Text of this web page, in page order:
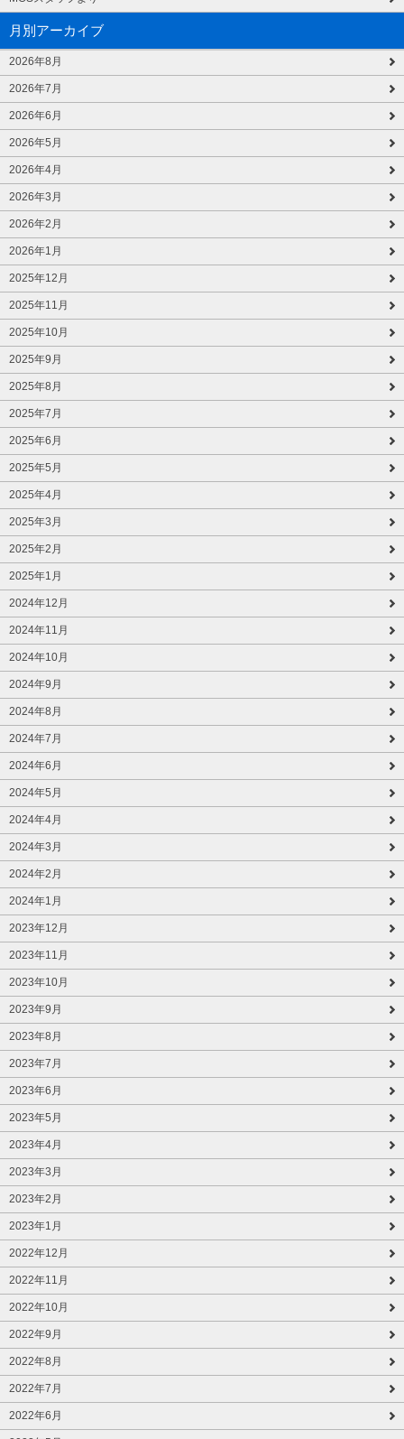
月別アーカイブ
2026年8月
2026年7月
2026年6月
2026年5月
2026年4月
2026年3月
2026年2月
2026年1月
2025年12月
2025年11月
2025年10月
2025年9月
2025年8月
2025年7月
2025年6月
2025年5月
2025年4月
2025年3月
2025年2月
2025年1月
2024年12月
2024年11月
2024年10月
2024年9月
2024年8月
2024年7月
2024年6月
2024年5月
2024年4月
2024年3月
2024年2月
2024年1月
2023年12月
2023年11月
2023年10月
2023年9月
2023年8月
2023年7月
2023年6月
2023年5月
2023年4月
2023年3月
2023年2月
2023年1月
2022年12月
2022年11月
2022年10月
2022年9月
2022年8月
2022年7月
2022年6月